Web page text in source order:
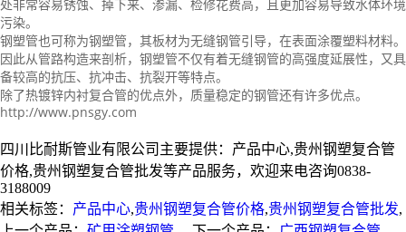
处非常容易锈蚀、 掉下来、 渗漏、 检修花费高，且更加容易导致水体环境
污染。
钢塑管也可称为钢塑管，其板材为无缝钢管引导，在表面涂覆塑料材料。
因此从管路构造来剖析， 钢塑管不仅有着无缝钢管的高强度延展性，又具
备较高的抗压、 抗冲击、抗裂开等特点。
除了热镀锌内衬复合管的优点外， 质量稳定的钢管还有许多优点。
http://www.pnsgy.com
四川比耐斯管业有限公司主要提供：产品中心,贵州钢塑复合管
价格,贵州钢塑复合管批发等产品服务，欢迎来电咨询0838-
3188009
相关标签： 产品中心,贵州钢塑复合管价格,贵州钢塑复合管批发,